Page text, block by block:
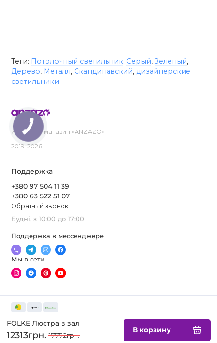
FOLKE Люстра в зал
12313грн. 17772грн.
В корзину
Теги: Потолочный светильник, Серый, Зеленый,
Дерево, Металл, Скандинавский, дизайнерские
светильники
Интернет-магазин «ANZAZO»
2019-2026
Поддержка
+380 97 504 11 39
+380 63 522 51 07
Обратный звонок
Будні, з 10:00 до 17:00
Поддержка в мессенджере
Мы в сети